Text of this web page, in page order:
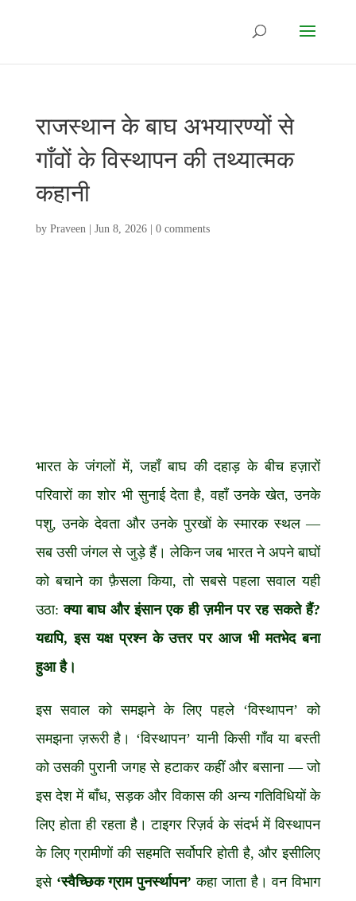
राजस्थान के बाघ अभयारण्यों से
गाँवों के विस्थापन की तथ्यात्मक
कहानी
by Praveen| Jun 8, 2026| 0 comments
भारत के जंगलों में, जहाँ बाघ की दहाड़ के बीच हज़ारों
परिवारों का शोर भी सुनाई देता है, वहाँ उनके खेत, उनके
पशु, उनके देवता और उनके पुरखों के स्मारक स्थल —
सब उसी जंगल से जुड़े हैं। लेकिन जब भारत ने अपने बाघों
को बचाने का फ़ैसला किया, तो सबसे पहला सवाल यही
उठा:क्या बाघ और इंसान एक ही ज़मीन पर रह सकते हैं?
यद्यपि, इस यक्ष प्रश्न के उत्तर पर आज भी मतभेद बना
हुआ है।
इस सवाल को समझने के लिए पहले ‘विस्थापन’ को
समझना ज़रूरी है। ‘विस्थापन’ यानी किसी गाँव या बस्ती
को उसकी पुरानी जगह से हटाकर कहीं और बसाना — जो
इस देश में बाँध, सड़क और विकास की अन्य गतिविधियों के
लिए होता ही रहता है। टाइगर रिज़र्व के संदर्भ में विस्थापन
के लिए ग्रामीणों की सहमति सर्वोपरि होती है, और इसीलिए
इसे ‘स्वैच्छिक ग्राम पुनर्स्थापन’ कहा जाता है। वन विभाग